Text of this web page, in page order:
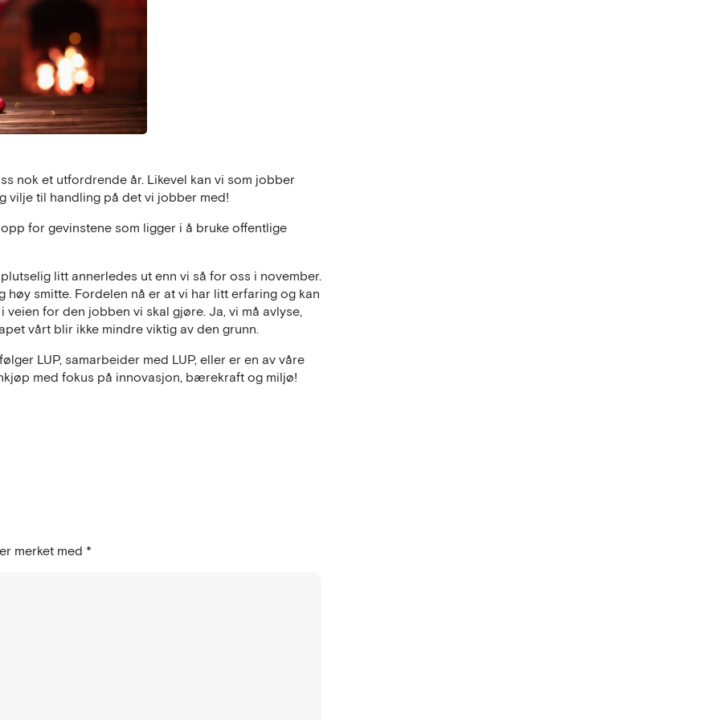
nok et utfordrende år. Likevel kan vi som jobber
vilje til handling på det vi jobber med!
for gevinstene som ligger i å bruke offentlige
litt annerledes ut enn vi så for oss i november.
smitte. Fordelen nå er at vi har litt erfaring og kan
for den jobben vi skal gjøre. Ja, vi må avlyse,
vårt blir ikke mindre viktig av den grunn.
LUP, samarbeider med LUP, eller er en av våre
med fokus på innovasjon, bærekraft og miljø!
merket med *